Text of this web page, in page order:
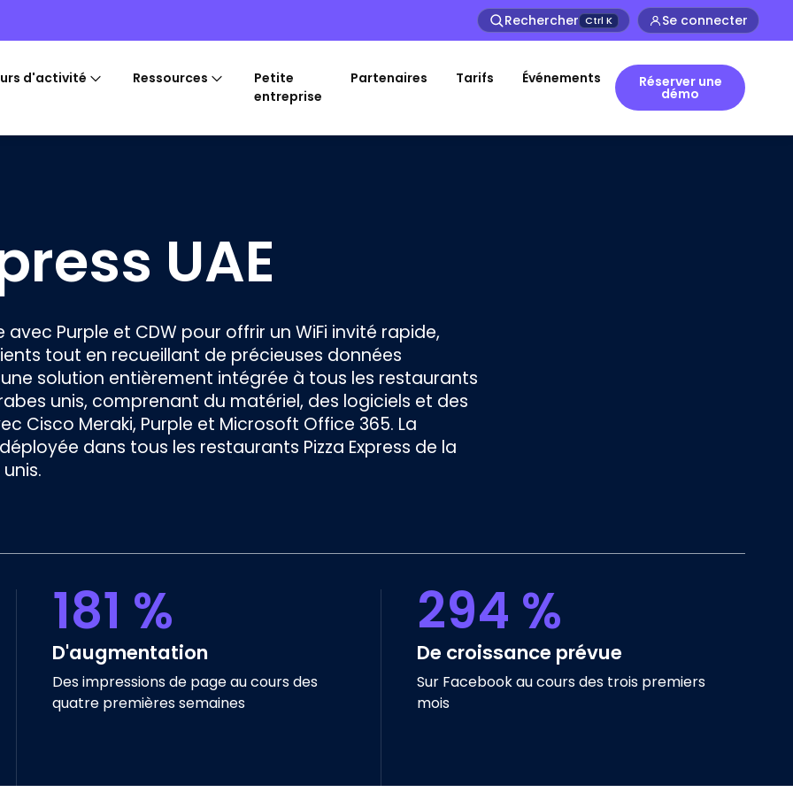
Rechercher Ctrl K Se connecter
d'activité Ressources
Petite
entreprise
Partenaires Tarifs Événements Réserver une
démo
UAE
avec Purple et CDW pour offrir un WiFi invité rapide,
tout en recueillant de précieuses données
solution entièrement intégrée à tous les restaurants
unis, comprenant du matériel, des logiciels et des
Cisco Meraki, Purple et Microsoft Office 365. La
dans tous les restaurants Pizza Express de la
181 %
D'augmentation
Des impressions de page au cours des
quatre premières semaines
294 %
De croissance prévue
Sur Facebook au cours des trois premiers
mois